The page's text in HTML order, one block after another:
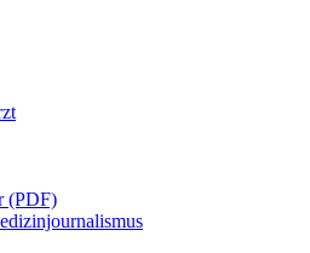
(PDF)